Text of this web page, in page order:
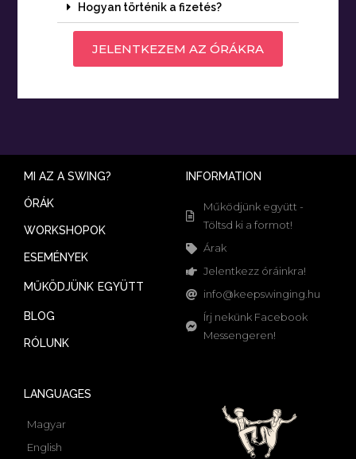
Hogyan történik a fizetés?
JELENTKEZEM AZ ÓRÁKRA
MI AZ A SWING?
ÓRÁK
WORKSHOPOK
ESEMÉNYEK
MŰKÖDJÜNK EGYÜTT
BLOG
RÓLUNK
INFORMATION
Működjünk együtt -
Töltsd ki a formot!
Árak
Jelentkezz óráinkra!
info@keepswinging.hu
Írj nekünk Facebook
Messengeren!
LANGUAGES
Magyar
English